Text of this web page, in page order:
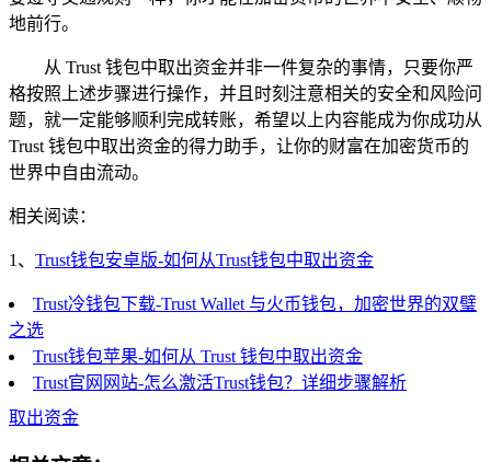
地前行。
从 Trust 钱包中取出资金并非一件复杂的事情，只要你严
格按照上述步骤进行操作，并且时刻注意相关的安全和风险问
题，就一定能够顺利完成转账，希望以上内容能成为你成功从
Trust 钱包中取出资金的得力助手，让你的财富在加密货币的
世界中自由流动。
相关阅读：
1、 Trust钱包安卓版-如何从Trust钱包中取出资金
Trust冷钱包下载-Trust Wallet 与火币钱包，加密世界的双璧
之选
Trust钱包苹果-如何从 Trust 钱包中取出资金
Trust官网网站-怎么激活Trust钱包？详细步骤解析
取出资金